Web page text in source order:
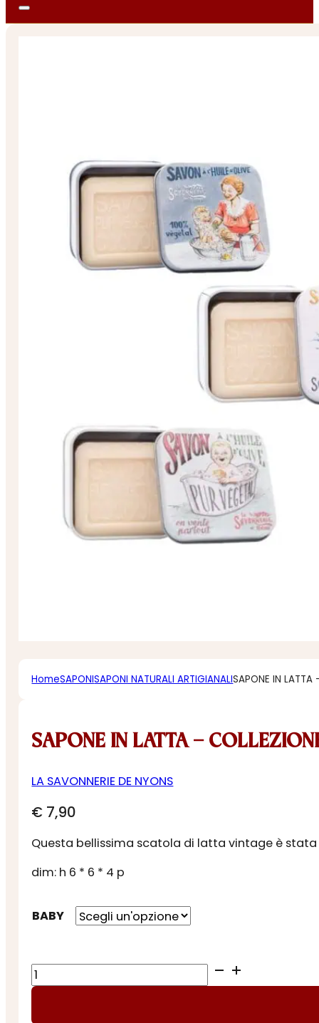
HomeSAPONISAPONI NATURALI ARTIGIANALISAPONE IN LATTA
SAPONE IN LATTA –
LA SAVONNERIE DE NYONS
€ 7,90
Questa bellissima scatola di latta vintage è
dim: h 6 * 6 * 4 p
BABY
SAPONE
IN